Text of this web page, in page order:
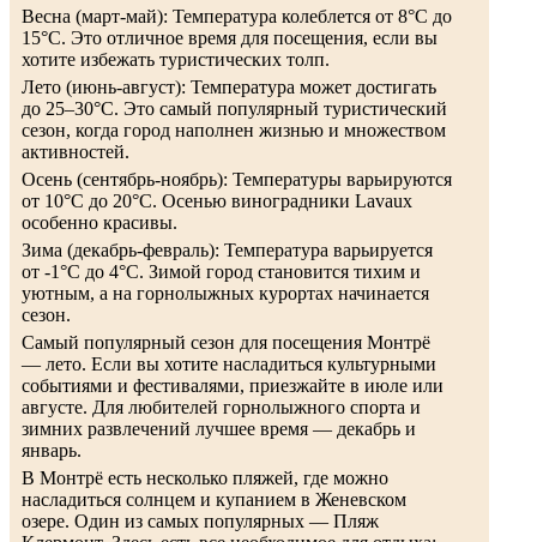
Весна (март-май): Температура колеблется от 8°C до
15°C. Это отличное время для посещения, если вы
хотите избежать туристических толп.
Лето (июнь-август): Температура может достигать
до 25–30°C. Это самый популярный туристический
сезон, когда город наполнен жизнью и множеством
активностей.
Осень (сентябрь-ноябрь): Температуры варьируются
от 10°C до 20°C. Осенью виноградники Lavaux
особенно красивы.
Зима (декабрь-февраль): Температура варьируется
от -1°C до 4°C. Зимой город становится тихим и
уютным, а на горнолыжных курортах начинается
сезон.
Самый популярный сезон для посещения Монтрё
— лето. Если вы хотите насладиться культурными
событиями и фестивалями, приезжайте в июле или
августе. Для любителей горнолыжного спорта и
зимних развлечений лучшее время — декабрь и
январь.
В Монтрё есть несколько пляжей, где можно
насладиться солнцем и купанием в Женевском
озере. Один из самых популярных — Пляж